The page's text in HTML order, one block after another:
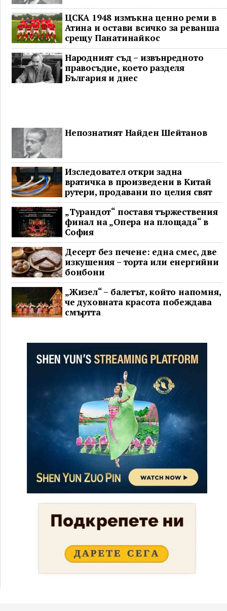
ЦСКА 1948 измъкна ценно реми в
Атина и остави всичко за реванша
срещу Панатинайкос
Народният съд – извънредното
правосъдие, което разделя
България и днес
Непознатият Найден Шейтанов
Изследовател откри задна
вратичка в произведени в Китай
рутери, продавани по целия свят
„Турандот“ поставя тържествения
финал на „Опера на площада“ в
София
Десерт без печене: една смес, две
изкушения – торта или енергийни
бонбони
„Жизел“ – балетът, който напомня,
че духовната красота побеждава
смъртта